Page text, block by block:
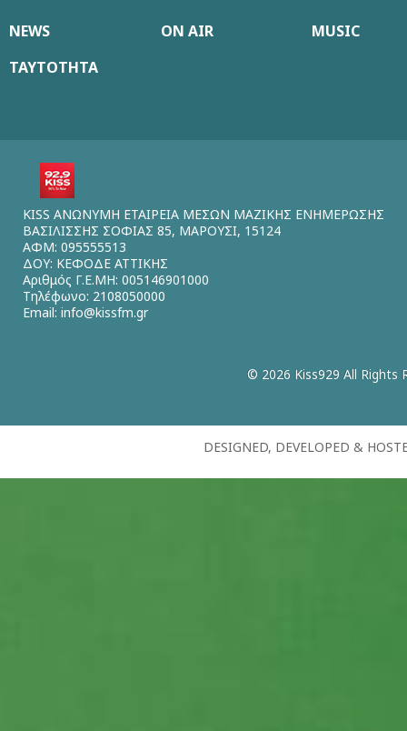
NEWS ON AIR
MUSIC
ΤΑΥΤΟΤΗΤΑ
KISS ΑΝΩΝΥΜΗ ΕΤΑΙΡΕΙΑ ΜΕΣΩΝ ΜΑΖΙΚΗΣ ΕΝΗΜΕΡΩΣΗΣ
ΒΑΣΙΛΙΣΣΗΣ ΣΟΦΙΑΣ 85, ΜΑΡΟΥΣΙ, 15124
ΑΦΜ: 095555513
ΔΟΥ: ΚΕΦΟΔΕ ΑΤΤΙΚΗΣ
Αριθμός Γ.Ε.ΜΗ: 005146901000
Τηλέφωνο: 2108050000
Email: info@kissfm.gr
© 2026 Kiss929 All Rights
DESIGNED, DEVELOPED &